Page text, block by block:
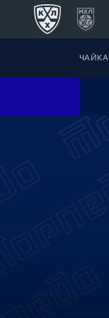
ЧАЙКА